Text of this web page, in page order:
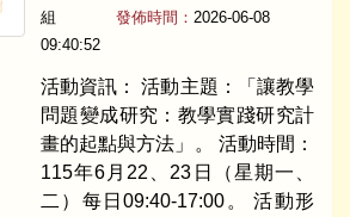
組
發佈時間： 2026-06-08
09:40:52
活動資訊： 活動主題：「讓教學
問題變成研究：教學實踐研究計
畫的起點與方法」。 活動時間：
115年6月22、23日（星期一、
二）每日09:40-17:00。 活動形